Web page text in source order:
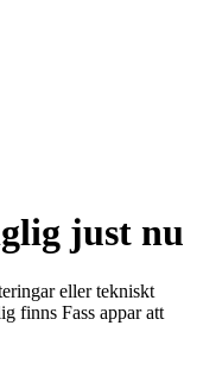
just nu
eller tekniskt
finns Fass appar att